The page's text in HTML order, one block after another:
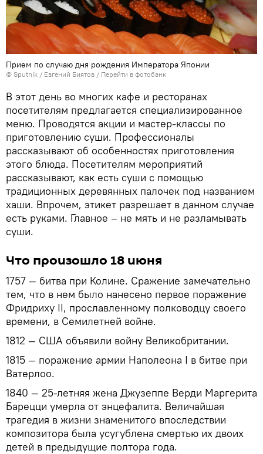
Прием по случаю дня рождения Императора Японии
© Sputnik / Евгений Биятов / Перейти в фотобанк
В этот день во многих кафе и ресторанах
посетителям предлагается специализированное
меню. Проводятся акции и мастер-классы по
приготовлению суши. Профессионалы
рассказывают об особенностях приготовления
этого блюда. Посетителям мероприятий
рассказывают, как есть суши с помощью
традиционных деревянных палочек под названием
хаши. Впрочем, этикет разрешает в данном случае
есть руками. Главное – не мять и не разламывать
суши.
Что произошло 18 июня
1757 — битва при Колине. Сражение замечательно
тем, что в нем было нанесено первое поражение
Фридриху II, прославленному полководцу своего
времени, в Семилетней войне.
1812 — США объявили войну Великобритании.
1815 — поражение армии Наполеона I в битве при
Ватерлоо.
1840 — 25-летняя жена Джузеппе Верди Маргерита
Барецци умерла от энцефалита. Величайшая
трагедия в жизни знаменитого впоследствии
композитора была усугублена смертью их двоих
детей в предыдущие полтора года.